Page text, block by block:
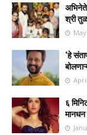
श्री
‘हे
६